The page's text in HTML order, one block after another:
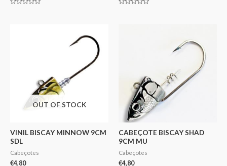
OUT OF STOCK
VINIL BISCAY MINNOW 9CM
SDL
Cabeçotes
€4,80
CABEÇOTE BISCAY SHAD
9CM MU
Cabeçotes
€4,80